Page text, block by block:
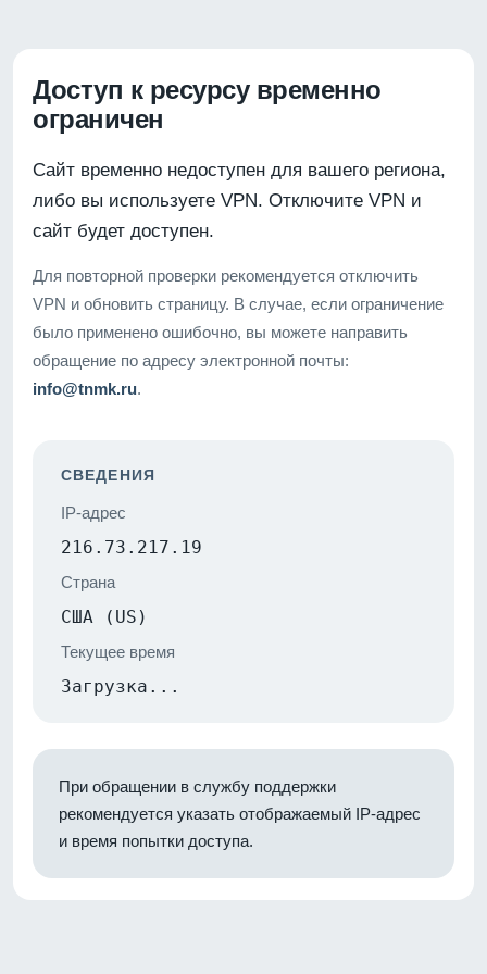
Доступ к ресурсу временно
ограничен
Сайт временно недоступен для вашего региона,
либо вы используете VPN. Отключите VPN и
сайт будет доступен.
Для повторной проверки рекомендуется отключить
VPN и обновить страницу. В случае, если ограничение
было применено ошибочно, вы можете направить
обращение по адресу электронной почты:
info@tnmk.ru.
СВЕДЕНИЯ
IP-адрес
216.73.217.19
Страна
США (US)
Текущее время
Загрузка...
При обращении в службу поддержки
рекомендуется указать отображаемый IP-адрес
и время попытки доступа.